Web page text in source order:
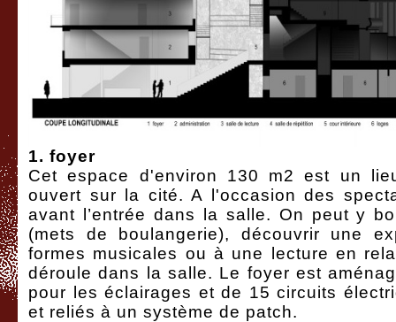
1. foyer
Cet espace d'environ 130 m2 est un
ouvert sur la cité. A l'occasion des
avant l’entrée dans la salle. On peut y
(mets de boulangerie), découvrir une
formes musicales ou à une lecture en
déroule dans la salle. Le foyer est
pour les éclairages et de 15 circuits
et reliés à un système de patch.